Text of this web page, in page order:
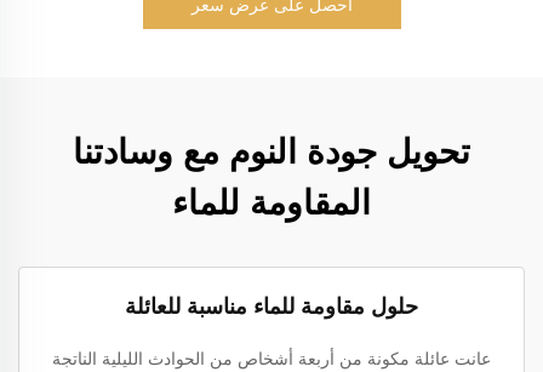
احصل على عرض سعر
تحويل جودة النوم مع وسادتنا
المقاومة للماء
حلول مقاومة للماء مناسبة للعائلة
عانت عائلة مكونة من أربعة أشخاص من الحوادث الليلية الناتجة